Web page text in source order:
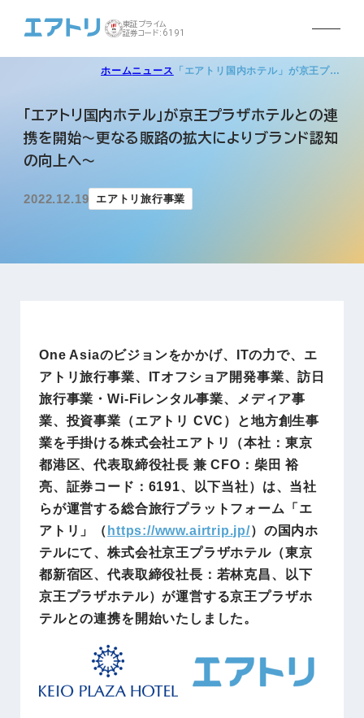
東証プライム
証券コード:6191
ホームニュース 「エアトリ国内ホテル」が京王プ…
「エアトリ国内ホテル」が京王プラザホテルとの連
携を開始～更なる販路の拡大によりブランド認知
の向上へ～
2022.12.19 エアトリ旅行事業
One Asiaのビジョンをかかげ、ITの力で、エ
アトリ旅行事業、ITオフショア開発事業、訪日
旅行事業・Wi-Fiレンタル事業、メディア事
業、投資事業（エアトリ CVC）と地方創生事
業を手掛ける株式会社エアトリ（本社：東京
都港区、代表取締役社長 兼 CFO：柴田 裕
亮、証券コード：6191、以下当社）は、当社
らが運営する総合旅行プラットフォーム「エ
アトリ」（https://www.airtrip.jp/）の国内ホ
テルにて、株式会社京王プラザホテル（東京
都新宿区、代表取締役社長：若林克昌、以下
京王プラザホテル）が運営する京王プラザホ
テルとの連携を開始いたしました。